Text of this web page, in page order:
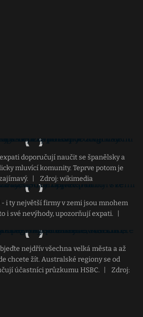
doporučují naučit se španělsky a
mluvící komunity. Teprve potom je
Zdroj: wikimedia
- i ty největší firmy v zemi jsou mnohem
i své nevýhody, upozorňují expati.
nejdřív všechna velká města a až
chcete žít. Australské regiony se od
účastníci průzkumu HSBC.
Zdroj: